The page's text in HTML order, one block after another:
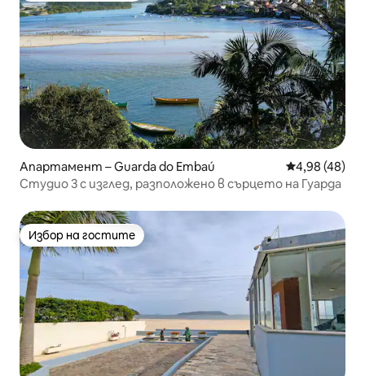
Апартамент – Guarda do Embaú Средна
4,98 (48)
Студио 3 с изглед, разположено в сърцето на Гуарда
Избор на гостите
Избор на гостите